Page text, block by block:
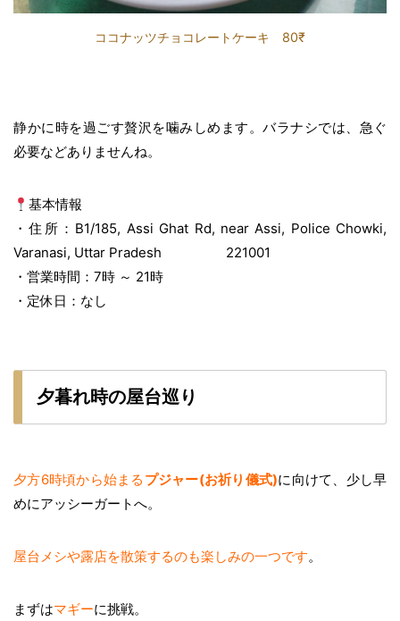
ココナッツチョコレートケーキ 80₹
静かに時を過ごす贅沢を噛みしめます。バラナシでは、急ぐ
必要などありませんね。
基本情報
・住所：B1/185, Assi Ghat Rd, near Assi, Police Chowki,
Varanasi, Uttar Pradesh 221001
・営業時間：7時 ～ 21時
・定休日：なし
夕暮れ時の屋台巡り
夕方6時頃から始まる プジャー(お祈り儀式)に向けて、少し早
めにアッシーガートへ。
屋台メシや露店を散策するのも楽しみの一つです。
まずはマギーに挑戦。